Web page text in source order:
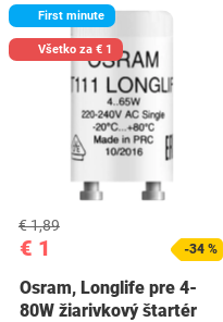
First minute
Všetko za € 1
€ 1
€ 1,89
-34 %
Osram, Longlife pre 4-
80W žiarivkový štartér